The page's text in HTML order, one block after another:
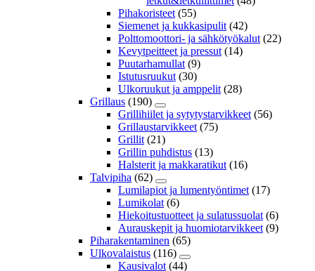
Pihakoristeet (55)
Siemenet ja kukkasipulit (42)
Polttomoottori- ja sähkötyökalut (22)
Kevytpeitteet ja pressut (14)
Puutarhamullat (9)
Istutusruukut (30)
Ulkoruukut ja amppelit (28)
Grillaus (190)
Grillihiilet ja sytytystarvikkeet (56)
Grillaustarvikkeet (75)
Grillit (21)
Grillin puhdistus (13)
Halsterit ja makkaratikut (16)
Talvipiha (62)
Lumilapiot ja lumentyöntimet (17)
Lumikolat (6)
Hiekoitustuotteet ja sulatussuolat (6)
Aurauskepit ja huomiotarvikkeet (9)
Piharakentaminen (65)
Ulkovalaistus (116)
Kausivalot (44)